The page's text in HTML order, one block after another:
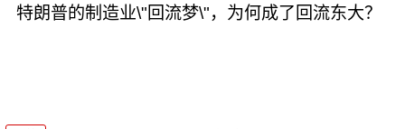
特朗普的制造业\"回流梦\"，为何成了回流东大？